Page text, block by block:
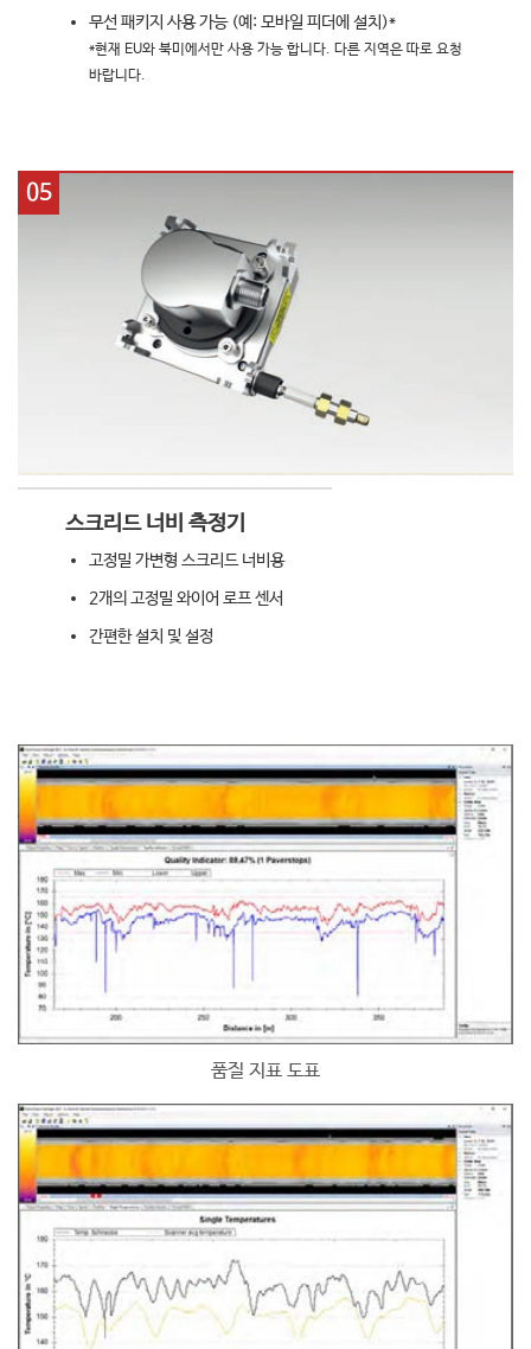
무선 패키지 사용 가능 (예: 모바일 피더에 설치)*
*현재 EU와 북미에서만 사용 가능 합니다. 다른 지역은 따로 요청
바랍니다.
05
스크리드 너비 측정기
고정밀 가변형 스크리드 너비용
2개의 고정밀 와이어 로프 센서
간편한 설치 및 설정
품질 지표 도표